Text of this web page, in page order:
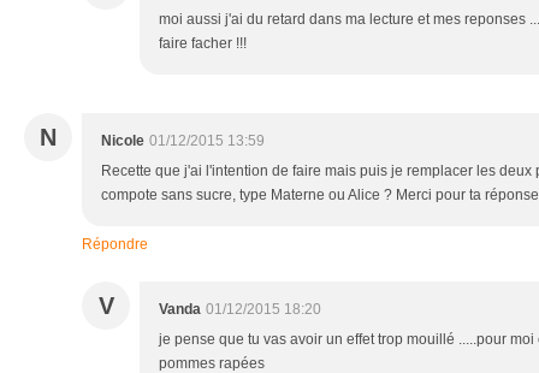
moi aussi j'ai du retard dans ma lecture et mes reponses
faire facher !!!
N Nicole 01/12/2015 13:59
Recette que j'ai l'intention de faire mais puis je remplacer les
compote sans sucre, type Materne ou Alice ? Merci pour ta
Répondre
V Vanda 01/12/2015 18:20
je pense que tu vas avoir un effet trop mouillé .....pour
pommes rapées